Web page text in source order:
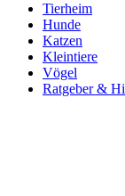
Tierheim
Hunde
Katzen
Kleintiere
Vögel
Ratgeber &